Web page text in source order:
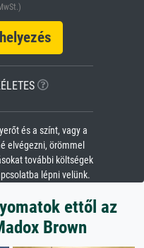
és a színt, vagy a
elvégezni, örömmel
további költségek
lépni velünk.
ettől az
Brown